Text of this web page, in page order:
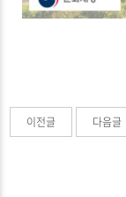
이전글 다음글